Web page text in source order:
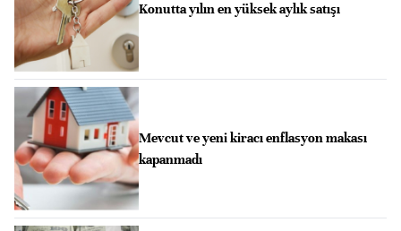
Konutta yılın en yüksek aylık satışı
Mevcut ve yeni kiracı enflasyon makası
kapanmadı